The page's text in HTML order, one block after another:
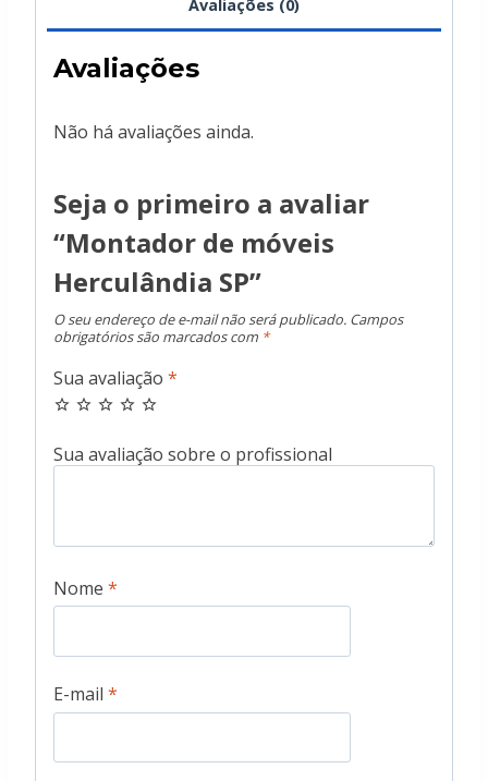
Avaliações (0)
Avaliações
Não há avaliações ainda.
Seja o primeiro a avaliar
“Montador de móveis
Herculândia SP”
O seu endereço de e-mail não será publicado. Campos
obrigatórios são marcados com *
Sua avaliação *
Nome *
E-mail *